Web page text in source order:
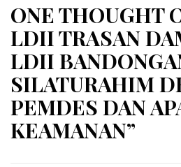
ONE THOUGHT
LDII TRASAN
LDII
SILATURAHIM
PEMDES DAN
KEAMANAN”